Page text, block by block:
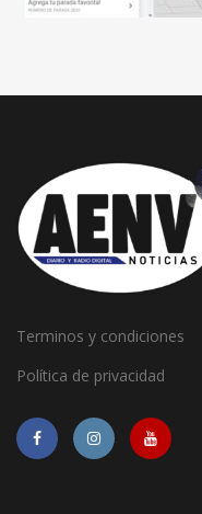
Terminos y condiciones
Política de privacidad